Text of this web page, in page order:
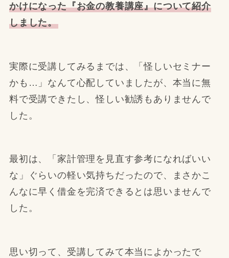
かけになった『お金の教養講座』について紹介
しました。
実際に受講してみるまでは、「怪しいセミナー
かも…」なんて心配していましたが、本当に無
料で受講できたし、怪しい勧誘もありませんで
した。
最初は、「家計管理を見直す参考になればいい
な」ぐらいの軽い気持ちだったので、まさかこ
んなに早く借金を完済できるとは思いませんで
した。
思い切って、受講してみて本当によかったで